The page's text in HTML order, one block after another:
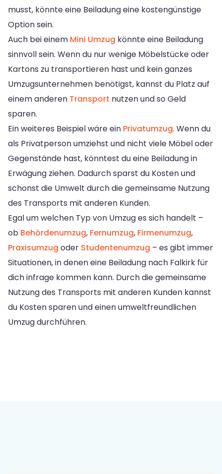
musst, könnte eine Beiladung eine kostengünstige
Option sein.
Auch bei einem Mini Umzug könnte eine Beiladung
sinnvoll sein. Wenn du nur wenige Möbelstücke oder
Kartons zu transportieren hast und kein ganzes
Umzugsunternehmen benötigst, kannst du Platz auf
einem anderen Transport nutzen und so Geld
sparen.
Ein weiteres Beispiel wäre ein Privatumzug. Wenn du
als Privatperson umziehst und nicht viele Möbel oder
Gegenstände hast, könntest du eine Beiladung in
Erwägung ziehen. Dadurch sparst du Kosten und
schonst die Umwelt durch die gemeinsame Nutzung
des Transports mit anderen Kunden.
Egal um welchen Typ von Umzug es sich handelt –
ob Behördenumzug, Fernumzug, Firmenumzug,
Praxisumzug oder Studentenumzug – es gibt immer
Situationen, in denen eine Beiladung nach Falkirk für
dich infrage kommen kann. Durch die gemeinsame
Nutzung des Transports mit anderen Kunden kannst
du Kosten sparen und einen umweltfreundlichen
Umzug durchführen.